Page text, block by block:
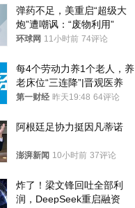
弹药不足，美重启“超级大
炮”遭嘲讽：“废物利用”
环球网 11小时前 74评论
每4个劳动力养1个老人，养
老床位“三连降”|晋观医养
第一财经 昨天19:48 64评论
阿根廷足协力挺因凡蒂诺
澎湃新闻 10小时前 37评论
炸了！梁文锋回吐全部利
润，DeepSeek重启融资